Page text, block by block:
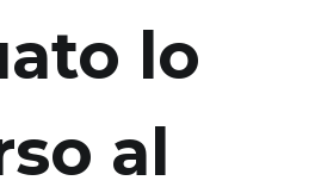
lo
al